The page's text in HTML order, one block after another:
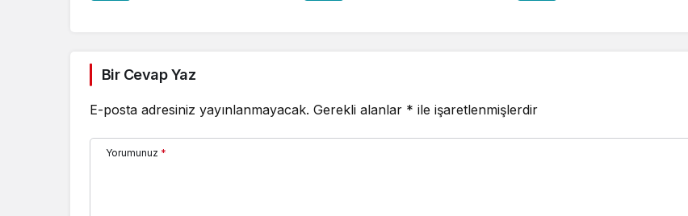
Bir Cevap Yaz
E-posta adresiniz yayınlanmayacak. Gerekli alanlar * ile işaretlenmişlerdir
Yorumunuz *